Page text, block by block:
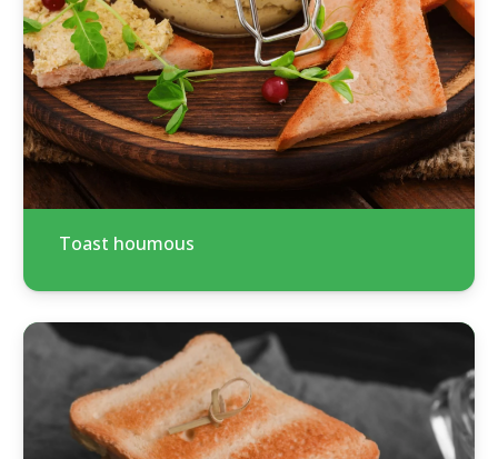
Toast houmous